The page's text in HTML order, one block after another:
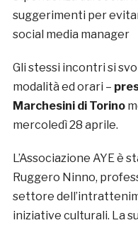
suggerimenti per
social media manager
Gli stessi incontri si
modalità ed orari –
Marchesini di Torino
mercoledì 28 aprile.
L’Associazione AYE è
Ruggero Ninno,
settore
iniziative culturali. La